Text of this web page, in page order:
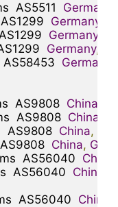
AS5511 Germany
Germany
Germany
Germany,
AS58453 Germany
AS9808 China
AS9808 China
AS9808 China,
China,
ms  AS56040 China
AS56040 China
AS56040 China